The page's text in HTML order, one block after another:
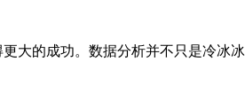
大的成功。数据分析并不只是冷冰